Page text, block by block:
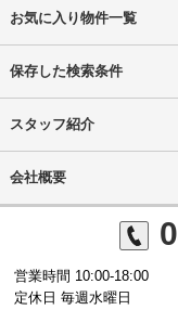
お気に入り物件一覧
保存した検索条件
スタッフ紹介
会社概要
営業時間 10:00-18:00
定休日 毎週水曜日